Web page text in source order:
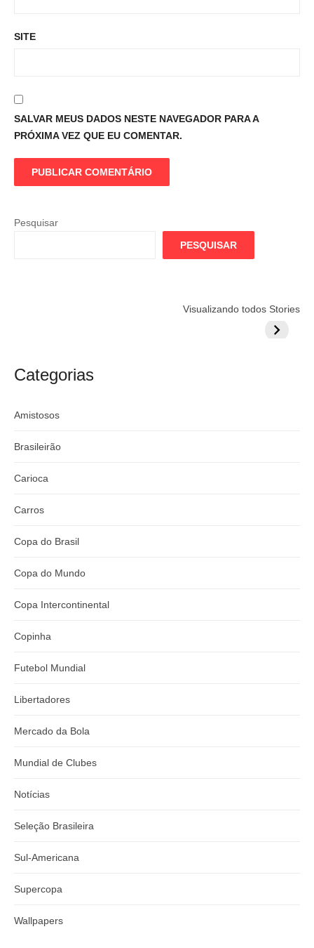
SITE
SALVAR MEUS DADOS NESTE NAVEGADOR PARA A
PRÓXIMA VEZ QUE EU COMENTAR.
Pesquisar
PESQUISAR
Visualizando todos Stories
argentino
Globo quer
Lesão
do
Categorias
Amistosos
Brasileirão
Carioca
Carros
Copa do Brasil
Copa do Mundo
Copa Intercontinental
Copinha
Futebol Mundial
Libertadores
Mercado da Bola
Mundial de Clubes
Notícias
Seleção Brasileira
Sul-Americana
Supercopa
Wallpapers